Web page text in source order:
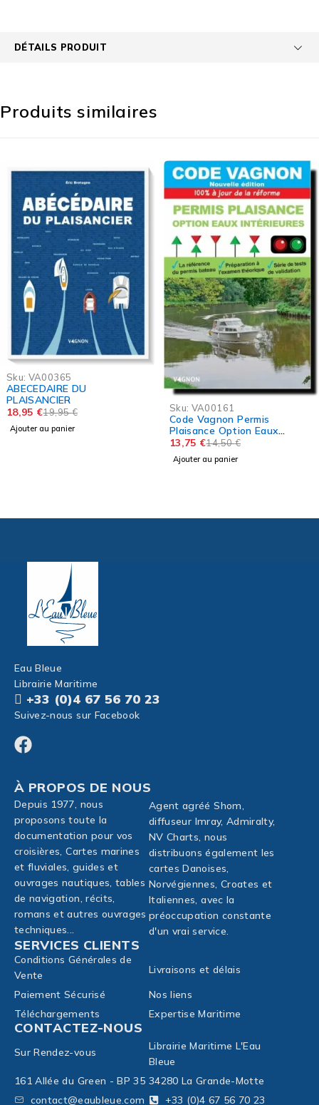
DÉTAILS PRODUIT
Produits similaires
-5%
Sku: VA00161
Code Vagnon Permis
Plaisance Option Eaux
Rapporteur Breton
24,00
Ajouter au panier
Eau Bleue
Librairie Maritime
+33 (0)4 67 56 70 23
Suivez-nous sur Facebook
À PROPOS DE NOUS
Depuis 1977, nous
proposons toute la
documentation pour vos
croisières, Cartes marines
et fluviales, guides et
ouvrages nautiques, tables
de navigation, récits,
romans et autres ouvrages
techniques...
Agent agréé Shom,
diffuseur Imray, Admiralty,
NV Charts, nous
distribuons également les
cartes Danoises,
Norvégiennes, Croates et
Italiennes, avec la
préoccupation constante
d'un vrai service.
SERVICES CLIENTS
Conditions Générales de
Vente
Livraisons et délais
Paiement Sécurisé
Nos liens
Téléchargements
Expertise Maritime
CONTACTEZ-NOUS
Sur Rendez-vous
Librairie Maritime L'Eau
Bleue
161 Allée du Green - BP 35 34280 La Grande-Motte
contact@eaubleue.com
+33 (0)4 67 56 70 23